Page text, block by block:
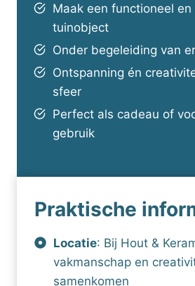
Maak een functioneel
tuinobject
Onder begeleiding van
Ontspanning én
sfeer
Perfect als cadeau of
gebruik
Praktische
Locatie: Bij Hout &
vakmanschap en
samenkomen